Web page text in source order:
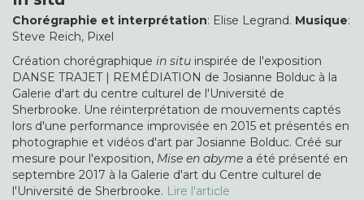
Chorégraphie et interprétation: Elise Legrand. Musique:
Steve Reich, Pixel
Création chorégraphique in situ inspirée de l'exposition
DANSE TRAJET | REMÉDIATION de Josianne Bolduc à la
Galerie d'art du centre culturel de l'Université de
Sherbrooke. Une réinterprétation de mouvements captés
lors d'une performance improvisée en 2015 et présentés en
photographie et vidéos d'art par Josianne Bolduc. Créé sur
mesure pour l'exposition, Mise en abyme a été présenté en
septembre 2017 à la Galerie d'art du Centre culturel de
l'Université de Sherbrooke. Lire l'article